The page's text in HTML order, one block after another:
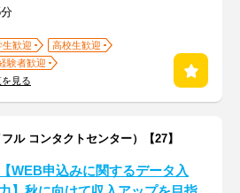
生歓迎
高校生歓迎
験者歓迎
見る
ル コンタクトセンター）【27】
【WEB申込みに関するデータ入